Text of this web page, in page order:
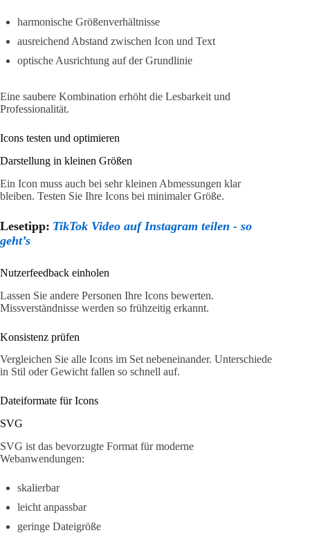
harmonische Größenverhältnisse
ausreichend Abstand zwischen Icon und Text
optische Ausrichtung auf der Grundlinie
Eine saubere Kombination erhöht die Lesbarkeit und
Professionalität.
Icons testen und optimieren
Darstellung in kleinen Größen
Ein Icon muss auch bei sehr kleinen Abmessungen klar
bleiben. Testen Sie Ihre Icons bei minimaler Größe.
Lesetipp: TikTok Video auf Instagram teilen - so
geht’s
Nutzerfeedback einholen
Lassen Sie andere Personen Ihre Icons bewerten.
Missverständnisse werden so frühzeitig erkannt.
Konsistenz prüfen
Vergleichen Sie alle Icons im Set nebeneinander. Unterschiede
in Stil oder Gewicht fallen so schnell auf.
Dateiformate für Icons
SVG
SVG ist das bevorzugte Format für moderne
Webanwendungen:
skalierbar
leicht anpassbar
geringe Dateigröße